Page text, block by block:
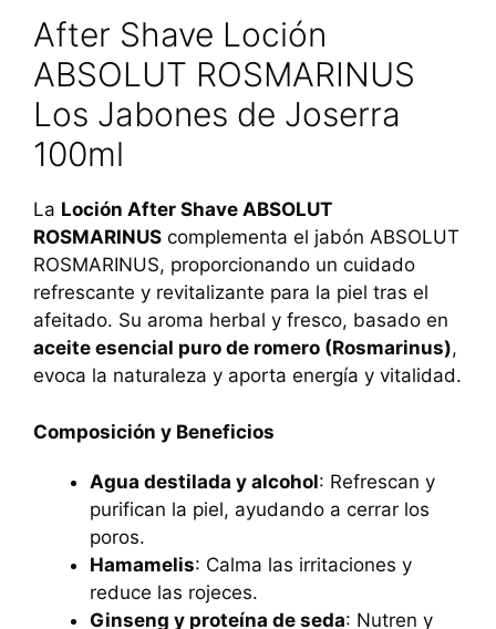
After Shave Loción
ABSOLUT ROSMARINUS
Los Jabones de Joserra
100ml
La Loción After Shave ABSOLUT
ROSMARINUS complementa el jabón ABSOLUT
ROSMARINUS, proporcionando un cuidado
refrescante y revitalizante para la piel tras el
afeitado. Su aroma herbal y fresco, basado en
aceite esencial puro de romero (Rosmarinus),
evoca la naturaleza y aporta energía y vitalidad.
Composición y Beneficios
Agua destilada y alcohol: Refrescan y
purifican la piel, ayudando a cerrar los
poros.
Hamamelis: Calma las irritaciones y
reduce las rojeces.
Ginseng y proteína de seda: Nutren y